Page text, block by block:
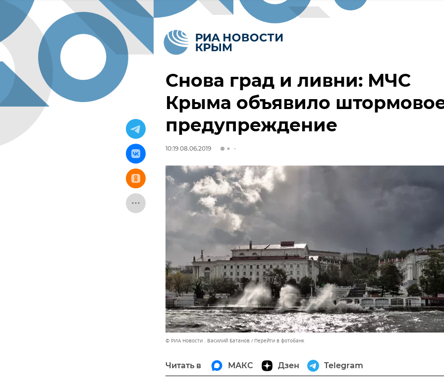
Снова град и ливни: МЧС
Крыма объявило
предупреждение
10:19 08.06.2019
© РИА Новости . Василий Батанов Перейти в фотобанк
Читать в МАКС Дзен Telegram